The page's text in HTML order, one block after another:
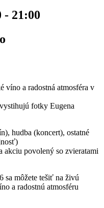
- 21:00
víno a radostná atmosféra v
fotky Eugena
hudba (koncert), ostatné
akciu povolený so zvieratami
sa môžete tešiť na živú
a radostnú atmosféru